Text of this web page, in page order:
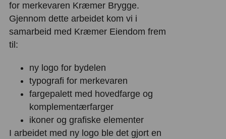
for merkevaren Kræmer Brygge.
Gjennom dette arbeidet kom vi i
samarbeid med Kræmer Eiendom frem
til:
ny logo for bydelen
typografi for merkevaren
fargepalett med hovedfarge og
komplementærfarger
ikoner og grafiske elementer
I arbeidet med ny logo ble det gjort en